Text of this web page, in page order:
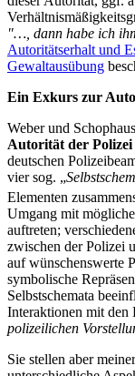
"…, dann habe ich
Autoritätserhalt und
Gewaltausübung
Ein Exkurs zur
Weber und
Autorität der Polizei
deutschen
vier sog. „
Elementen
Umgang mit
auftreten;
zwischen der Polizei
auf wünschenswerte
symbolische
Selbstschemata
Interaktionen mit den
polizeilichen
Sie stellen aber